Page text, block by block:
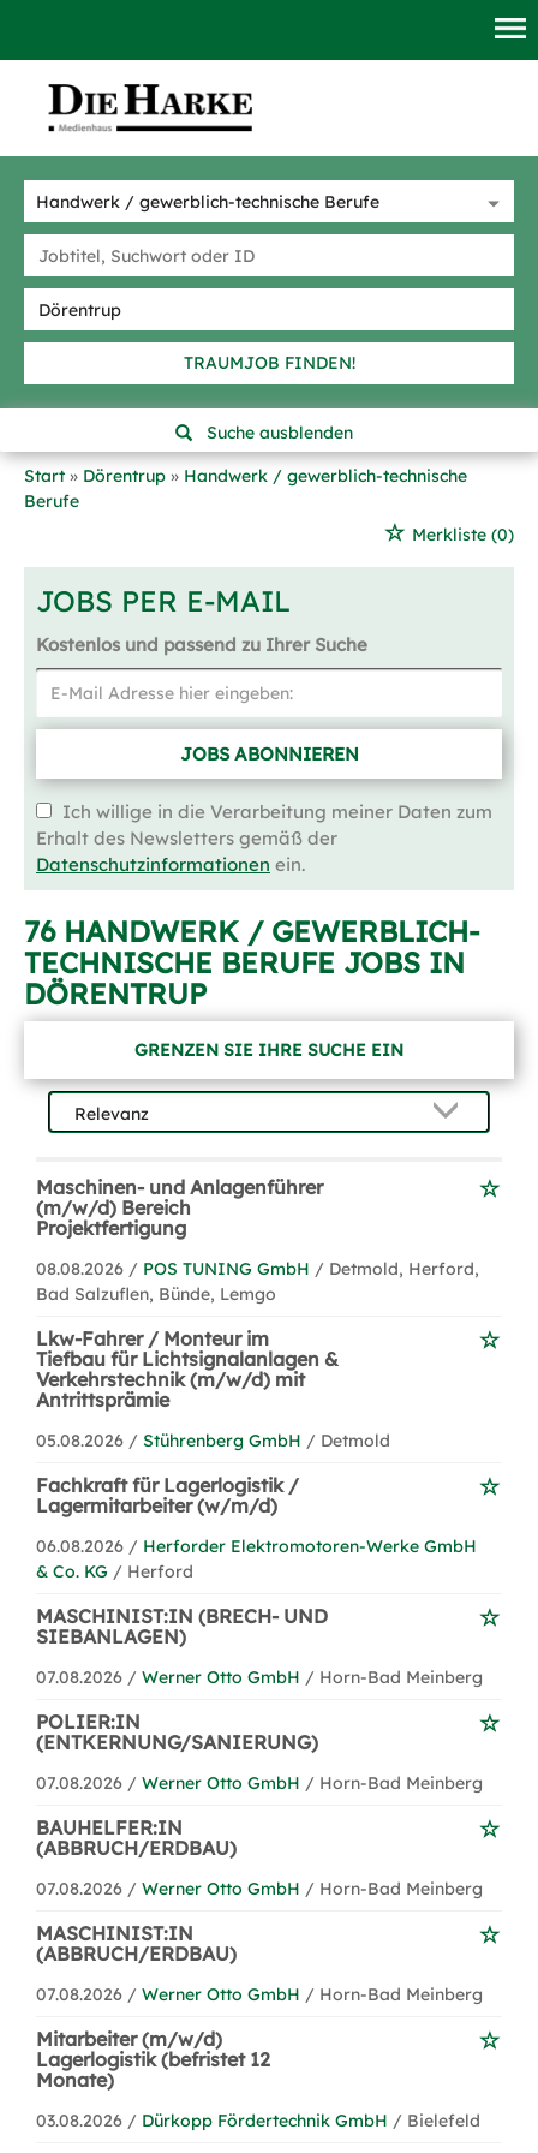
TRAUMJOB FINDEN!
Suche ausblenden
Start
Dörentrup
Handwerk / gewerblich-technische
Berufe
Merkliste (0)
JOBS PER E-MAIL
Kostenlos und passend zu Ihrer Suche
JOBS ABONNIEREN
Ich willige in die Verarbeitung meiner Daten zum
Erhalt des Newsletters gemäß der
Datenschutzinformationen ein.
76 HANDWERK / GEWERBLICH-
TECHNISCHE BERUFE JOBS IN
DÖRENTRUP
GRENZEN SIE IHRE SUCHE EIN
Maschinen- und Anlagenführer
(m/w/d) Bereich
Projektfertigung
08.08.2026 / POS TUNING GmbH / Detmold, Herford,
Bad Salzuflen, Bünde, Lemgo
Lkw-Fahrer / Monteur im
Tiefbau für Lichtsignalanlagen &
Verkehrstechnik (m/w/d) mit
Antrittsprämie
05.08.2026 / Stührenberg GmbH / Detmold
Fachkraft für Lagerlogistik /
Lagermitarbeiter (w/m/d)
06.08.2026 / Herforder Elektromotoren-Werke GmbH
& Co. KG / Herford
MASCHINIST:IN (BRECH- UND
SIEBANLAGEN)
07.08.2026 / Werner Otto GmbH / Horn-Bad Meinberg
POLIER:IN
(ENTKERNUNG/SANIERUNG)
07.08.2026 / Werner Otto GmbH / Horn-Bad Meinberg
BAUHELFER:IN
(ABBRUCH/ERDBAU)
07.08.2026 / Werner Otto GmbH / Horn-Bad Meinberg
MASCHINIST:IN
(ABBRUCH/ERDBAU)
07.08.2026 / Werner Otto GmbH / Horn-Bad Meinberg
Mitarbeiter (m/w/d)
Lagerlogistik (befristet 12
Monate)
03.08.2026 / Dürkopp Fördertechnik GmbH / Bielefeld